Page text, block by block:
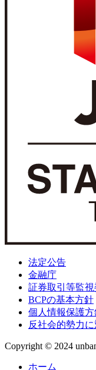
法定公告
金融庁
証券取引等監視
BCPの基本方針
個人情報保護方
反社会的勢力
Copyright © 2024
ホーム